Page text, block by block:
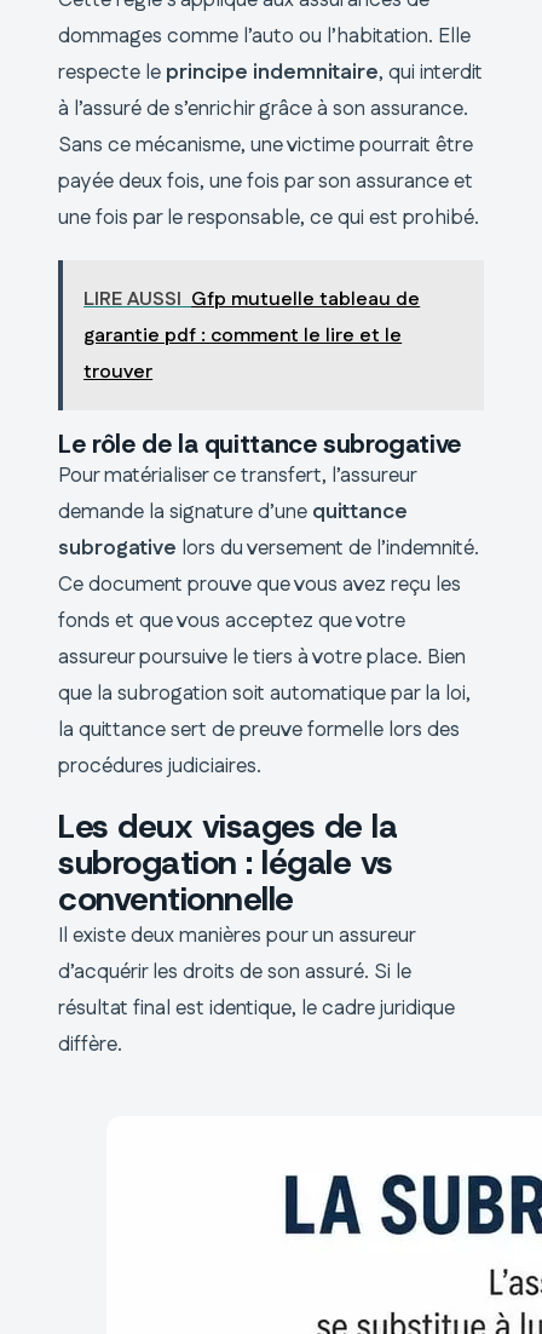
dommages comme l’auto ou l’habitation. Elle
respecte le principe indemnitaire, qui interdit
à l’assuré de s’enrichir grâce à son assurance.
Sans ce mécanisme, une victime pourrait être
payée deux fois, une fois par son assurance et
une fois par le responsable, ce qui est prohibé.
LIRE AUSSI Gfp mutuelle tableau de
garantie pdf : comment le lire et le
trouver
Le rôle de la quittance subrogative
Pour matérialiser ce transfert, l’assureur
demande la signature d’une quittance
subrogative lors du versement de l’indemnité.
Ce document prouve que vous avez reçu les
fonds et que vous acceptez que votre
assureur poursuive le tiers à votre place. Bien
que la subrogation soit automatique par la loi,
la quittance sert de preuve formelle lors des
procédures judiciaires.
Les deux visages de la
subrogation : légale vs
conventionnelle
Il existe deux manières pour un assureur
d’acquérir les droits de son assuré. Si le
résultat final est identique, le cadre juridique
diffère.